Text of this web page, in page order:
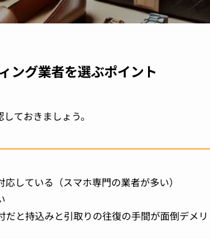
ング業者を選ぶポイント
ておきましょう。
している（スマホ専門の業者が多い）
と持込みと引取りの往復の手間が面倒デメリ